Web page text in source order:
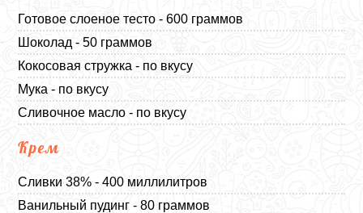
Готовое слоеное тесто - 600 граммов
Шоколад - 50 граммов
Кокосовая стружка - по вкусу
Мука - по вкусу
Сливочное масло - по вкусу
Крем
Сливки 38% - 400 миллилитров
Ванильный пудинг - 80 граммов